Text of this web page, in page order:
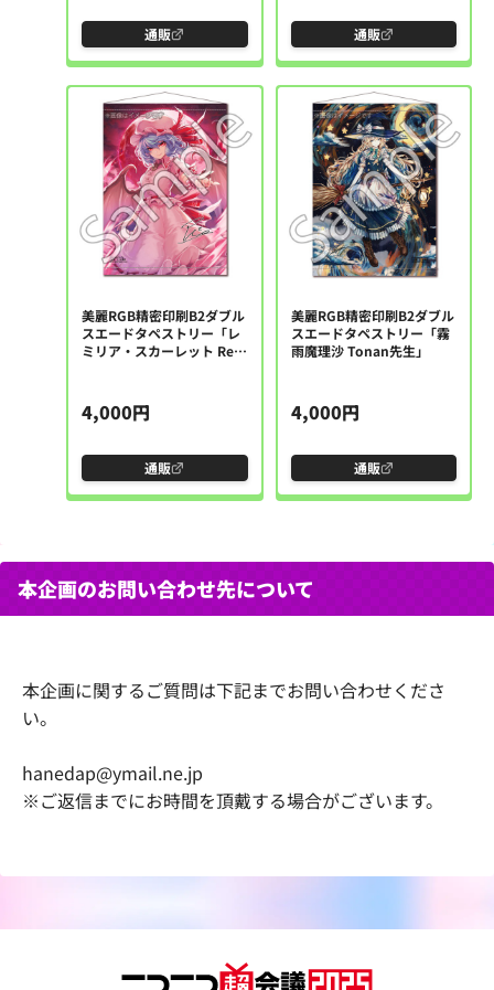
通販 通販
美麗RGB精密印刷B2ダブル
スエードタペストリー「レ
ミリア・スカーレット Re:
4,000円
通販
美麗RGB精密印刷B2ダブル
スエードタペストリー「霧
雨魔理沙 Tonan先生」
4,000円
通販
本企画のお問い合わせ先について
本企画に関するご質問は下記までお問い合わせくださ
い。
hanedap@ymail.ne.jp
※ご返信までにお時間を頂戴する場合がございます。